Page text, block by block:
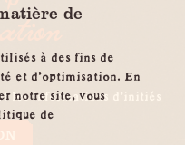
les informations d'initiés
de
à des fins de
et d'optimisation. En
notre site, vous
de